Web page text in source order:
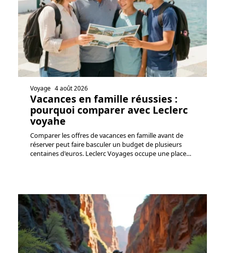
Voyage 4 août 2026
Vacances en famille réussies :
pourquoi comparer avec Leclerc
voyahe
Comparer les offres de vacances en famille avant de
réserver peut faire basculer un budget de plusieurs
centaines d'euros. Leclerc Voyages occupe une place…